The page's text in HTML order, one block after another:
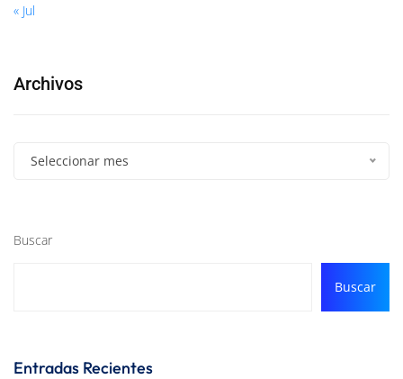
« Jul
Archivos
Seleccionar mes
Buscar
Buscar
Entradas Recientes